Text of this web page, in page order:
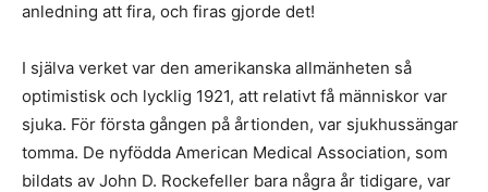
anledning att fira, och firas gjorde det!
I själva verket var den amerikanska allmänheten så
optimistisk och lycklig 1921, att relativt få människor var
sjuka. För första gången på årtionden, var sjukhussängar
tomma. De nyfödda American Medical Association, som
bildats av John D. Rockefeller bara några år tidigare, var